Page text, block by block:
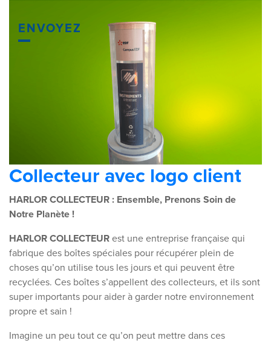
ENVOYEZ
Collecteur avec logo client
HARLOR COLLECTEUR : Ensemble, Prenons Soin de
Notre Planète !
HARLOR COLLECTEUR est une entreprise française qui
fabrique des boîtes spéciales pour récupérer plein de
choses qu’on utilise tous les jours et qui peuvent être
recyclées. Ces boîtes s’appellent des collecteurs, et ils sont
super importants pour aider à garder notre environnement
propre et sain !
Imagine un peu tout ce qu’on peut mettre dans ces